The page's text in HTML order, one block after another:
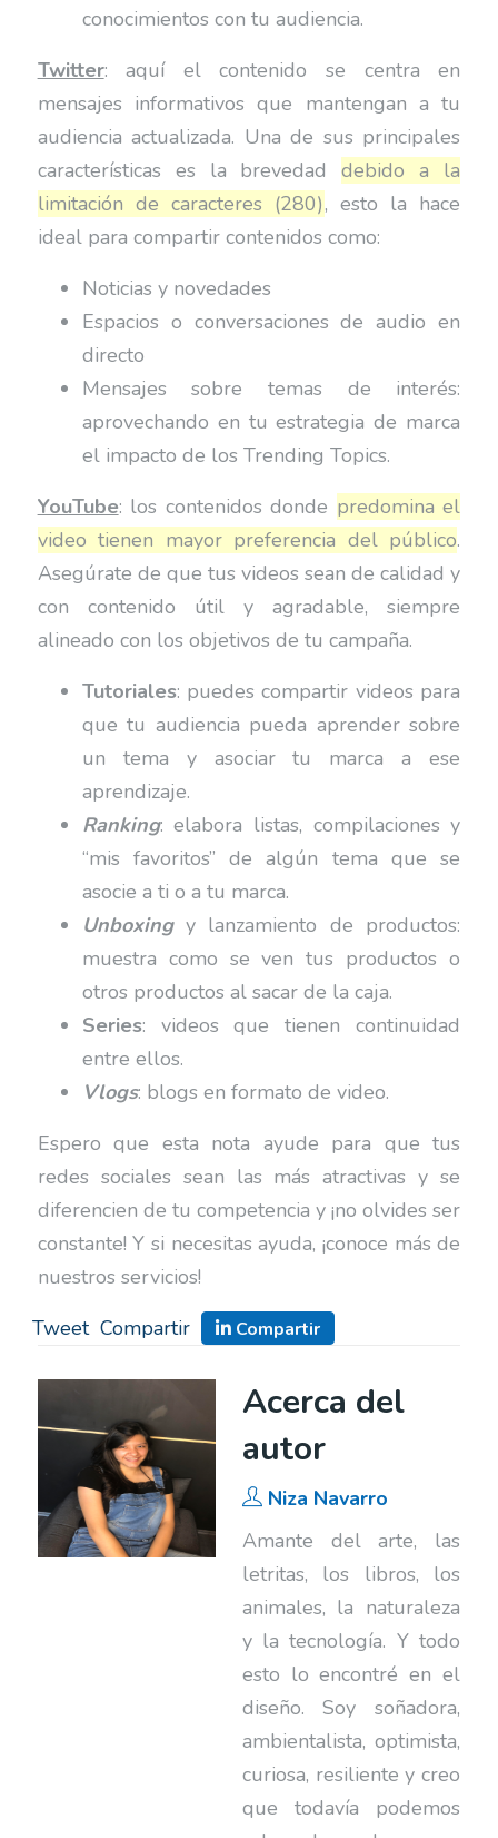
conocimientos con tu audiencia.
Twitter: aquí el contenido se centra en
mensajes informativos que mantengan a tu
audiencia actualizada. Una de sus principales
características es la brevedaddebido a la
limitación de caracteres (280), esto la hace
ideal para compartir contenidos como:
Noticias y novedades
Espacios o conversaciones de audio en
directo
Mensajes sobre temas de interés:
aprovechando en tu estrategia de marca
el impacto de los Trending Topics.
YouTube: los contenidos donde predomina el
video tienen mayor preferencia del público.
Asegúrate de que tus videos sean de calidad y
con contenido útil y agradable, siempre
alineado con los objetivos de tu campaña.
Tutoriales: puedes compartir videos para
que tu audiencia pueda aprender sobre
un tema y asociar tu marca a ese
aprendizaje.
Ranking: elabora listas, compilaciones y
“mis favoritos” de algún tema que se
asocie a ti o a tu marca.
Unboxingy lanzamiento de productos:
muestra como se ven tus productos o
otros productos al sacar de la caja.
Series: videos que tienen continuidad
entre ellos.
Vlogs: blogs en formato de video.
Espero que esta nota ayude para que tus
redes sociales sean las más atractivas y se
diferencien de tu competencia y ¡no olvides ser
constante! Y si necesitas ayuda, ¡conoce más de
nuestros servicios!
Tweet Compartir Compartir
Acerca del
autor
Niza Navarro
Amante del arte, las
letritas, los libros, los
animales, la naturaleza
y la tecnología. Y todo
esto lo encontré en el
diseño. Soy soñadora,
ambientalista, optimista,
curiosa, resiliente y creo
que todavía podemos